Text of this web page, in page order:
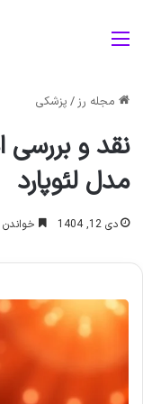
مجله رز/ پزشکی
نقد و بررسی
مدل لئوپارد
دی 12, 1404 خواندن این